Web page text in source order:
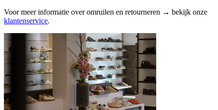
Voor meer informatie over omruilen en retourneren → bekijk onze
klantenservice.